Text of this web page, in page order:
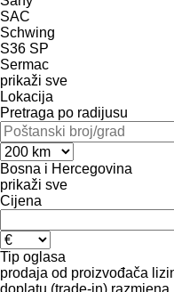
SAC
Schwing
S36 SP
Sermac
prikaži sve
Lokacija
Pretraga po radijusu
Bosna i Hercegovina
prikaži sve
Cijena
Tip oglasa
prodaja od proizvođača
doplatu (trade-in) razmjena